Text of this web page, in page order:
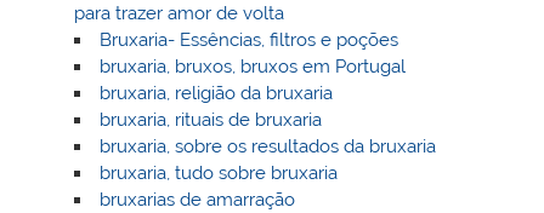
para trazer amor de volta
Bruxaria- Essências, filtros e poções
bruxaria, bruxos, bruxos em Portugal
bruxaria, religião da bruxaria
bruxaria, rituais de bruxaria
bruxaria, sobre os resultados da bruxaria
bruxaria, tudo sobre bruxaria
bruxarias de amarração